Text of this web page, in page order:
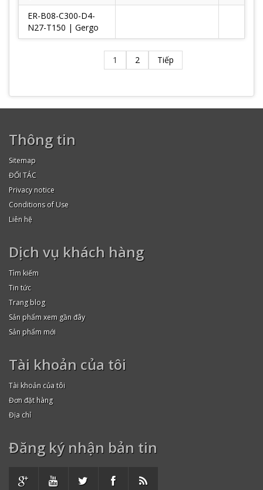
ER-B08-C300-D4-
N27-T150 | Gergo
1 2 Tiếp
Thông tin
Sitemap
ĐỐI TÁC
Privacy notice
Conditions of Use
Liên hệ
Dịch vụ khách hàng
Tìm kiếm
Tin tức
Trang blog
Sản phẩm xem gần đây
Sản phẩm mới
Tài khoản của tôi
Tài khoản của tôi
Đơn đặt hàng
Địa chỉ
Đăng ký nhận bản tin